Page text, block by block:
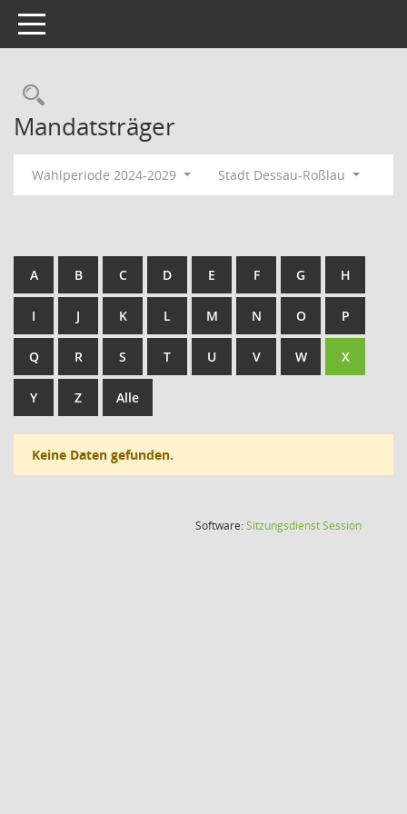
Toggle navigation
Rechercheauswahl
Mandatsträger
Wahlperiode 2024-2029 Stadt Dessau-Roßlau
A B C D E F G H
I J K L M N O P
Q R S T U V W X
Y Z Alle
Keine Daten gefunden.
Software:SitzungsdienstSession(Wird in